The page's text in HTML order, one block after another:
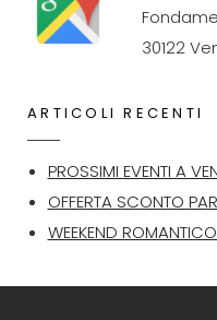
30122
ARTICOLI RECENTI
PROSSIMI EVENTI A
OFFERTA SCONTO
WEEKEND